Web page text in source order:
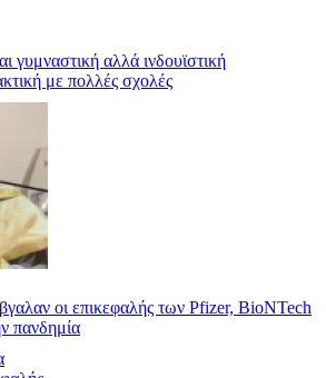
με πολλές σχολές
οι επικεφαλής των Pfizer, BioNTech
πανδημία